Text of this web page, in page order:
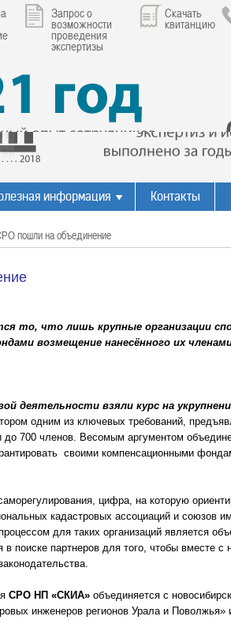
Запрос о
возможности
проведения
экспертизы
Скачать
квитанцию
информация Контакты
пошли на объединение
то, что лишь крупные организации
возмещение нанесённого их
деятельности взяли курс на
одним из ключевых требований,
700 членов. Весомым аргументом
своими компенсационными
цифра, на которую
кадастровых ассоциаций и союзов
для таких организаций является
поиске партнеров для того, чтобы вместе с
СРО НП «СКИА» объединяется с
инженеров регионов Урала и